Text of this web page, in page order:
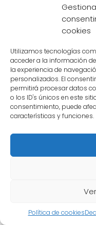
cookies
Utilizamos tecnologías
acceder a la información
la experiencia de
personalizados. El
permitirá procesar datos
o los ID's únicos en este
consentimiento, puede
características y funciones.
Política de cookies
Qué
mujer que